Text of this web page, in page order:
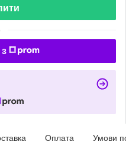
Оплата Умови